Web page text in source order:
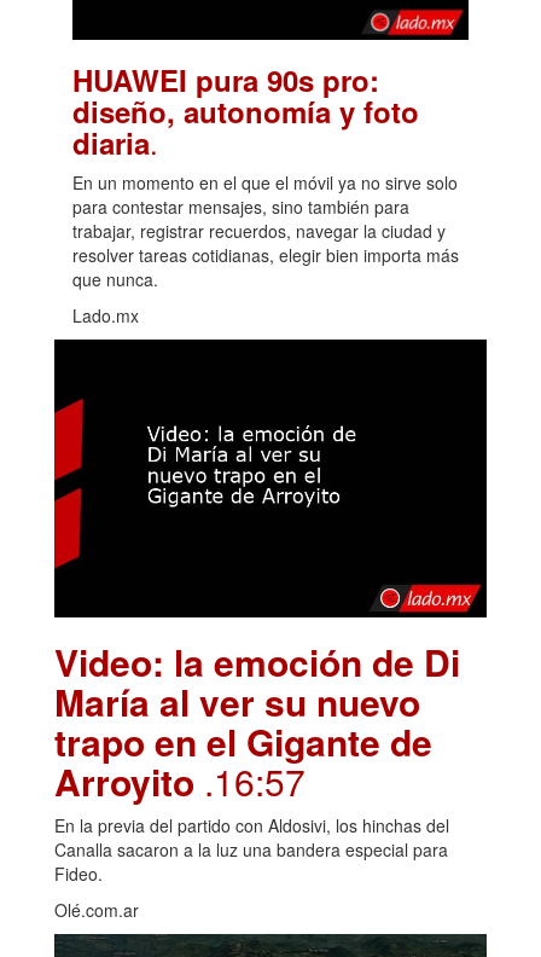
HUAWEI pura 90s pro:
diseño, autonomía y foto
diaria.
En un momento en el que el móvil ya no sirve solo
para contestar mensajes, sino también para
trabajar, registrar recuerdos, navegar la ciudad y
resolver tareas cotidianas, elegir bien importa más
que nunca.
Lado.mx
Video: la emoción de Di
María al ver su nuevo
trapo en el Gigante de
Arroyito .16:57
En la previa del partido con Aldosivi, los hinchas del
Canalla sacaron a la luz una bandera especial para
Fideo.
Olé.com.ar